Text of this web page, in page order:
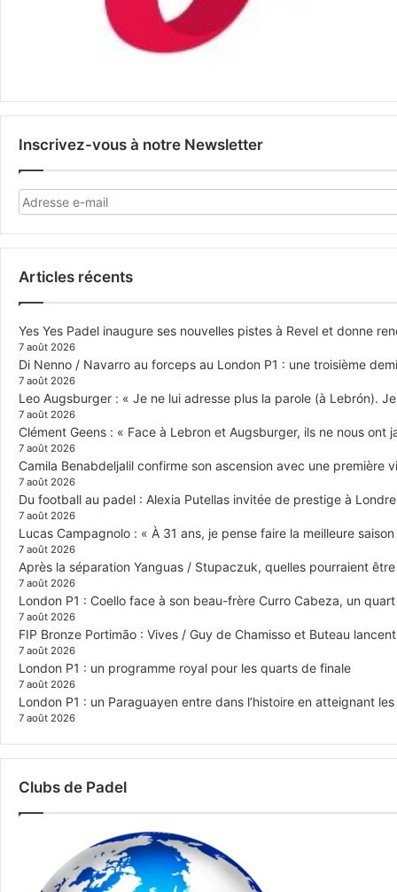
Inscrivez-vous à notre Newsletter
Articles récents
Yes Yes Padel inaugure ses nouvelles pistes à Revel et donne
7 août 2026
Di Nenno / Navarro au forceps au London P1 : une troisième
7 août 2026
Leo Augsburger : « Je ne lui adresse plus la parole (à Lebrón).
7 août 2026
Clément Geens : « Face à Lebron et Augsburger, ils ne nous ont
7 août 2026
Camila Benabdeljalil confirme son ascension avec une première
7 août 2026
Du football au padel : Alexia Putellas invitée de prestige à
7 août 2026
Lucas Campagnolo : « À 31 ans, je pense faire la meilleure
7 août 2026
Après la séparation Yanguas / Stupaczuk, quelles pourraient
7 août 2026
London P1 : Coello face à son beau-frère Curro Cabeza, un
7 août 2026
FIP Bronze Portimão : Vives / Guy de Chamisso et Buteau
7 août 2026
London P1 : un programme royal pour les quarts de finale
7 août 2026
London P1 : un Paraguayen entre dans l’histoire en atteignant
7 août 2026
Clubs de Padel